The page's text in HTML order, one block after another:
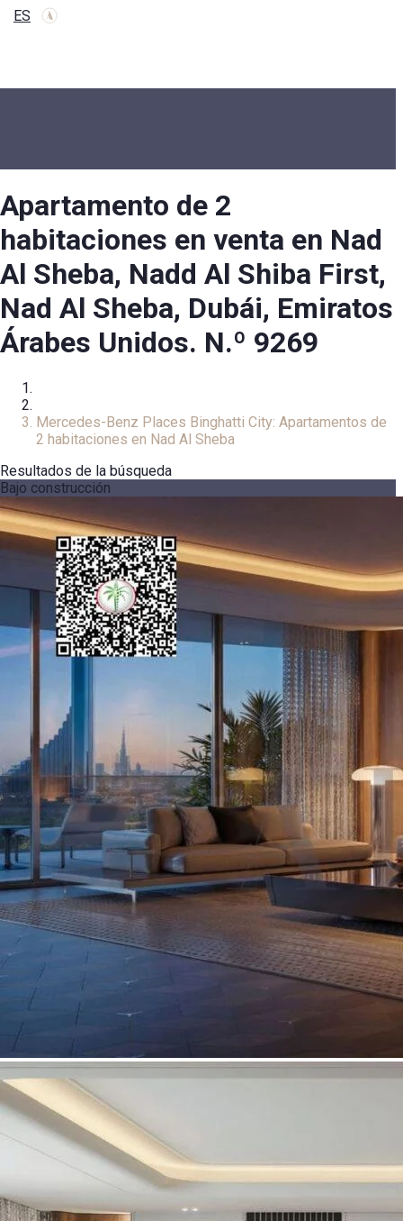
ES
Apartamento de 2
habitaciones en venta en Nad
Al Sheba, Nadd Al Shiba First,
Nad Al Sheba, Dubái, Emiratos
Árabes Unidos. N.º 9269
Mercedes-Benz Places Binghatti City: Apartamentos de
2 habitaciones en Nad Al Sheba
Resultados de la búsqueda
Bajo construcción